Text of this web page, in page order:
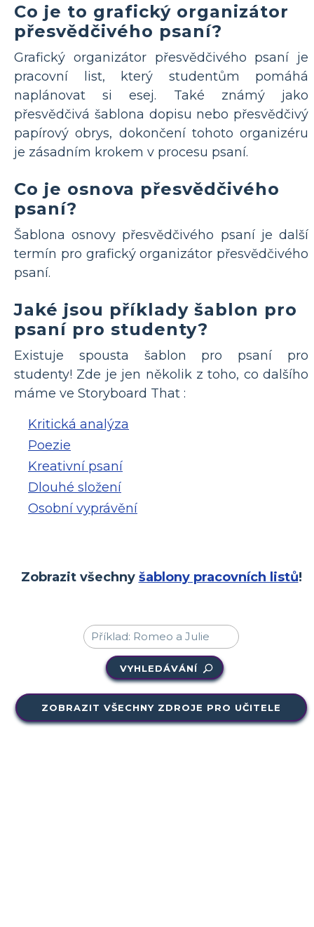
Co je to grafický organizátor
přesvědčivého psaní?
Grafický organizátor přesvědčivého psaní je
pracovní list, který studentům pomáhá
naplánovat si esej. Také známý jako
přesvědčivá šablona dopisu nebo přesvědčivý
papírový obrys, dokončení tohoto organizéru
je zásadním krokem v procesu psaní.
Co je osnova přesvědčivého
psaní?
Šablona osnovy přesvědčivého psaní je další
termín pro grafický organizátor přesvědčivého
psaní.
Jaké jsou příklady šablon pro
psaní pro studenty?
Existuje spousta šablon pro psaní pro
studenty! Zde je jen několik z toho, co dalšího
máme ve Storyboard That :
Kritická analýza
Poezie
Kreativní psaní
Dlouhé složení
Osobní vyprávění
Zobrazit všechny šablony pracovních listů!
VYHLEDÁVÁNÍ
ZOBRAZIT VŠECHNY ZDROJE PRO UČITELE